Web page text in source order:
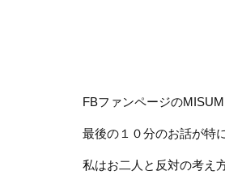
FBファンページの
最後の１０分のお話が特
私はお二人と反対の考え